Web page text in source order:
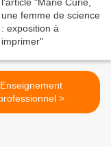
Enseignement
professionnel >